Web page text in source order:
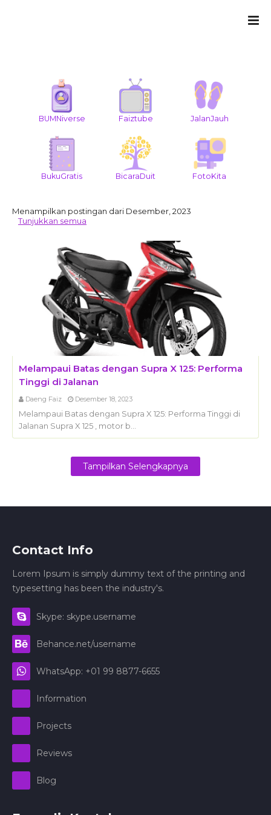
BUMNiverse Faiztube JalanJauh
BukuGratis BicaraDuit FotoKita
Menampilkan postingan dari Desember, 2023
Tunjukkan semua
Melampaui Batas dengan Supra X 125: Performa
Tinggi di Jalanan
Daeng Faiz Desember 18, 2023
Melampaui Batas dengan Supra X 125: Performa Tinggi di
Jalanan Supra X 125 , motor b…
Tampilkan Selengkapnya
Contact Info
Lorem Ipsum is simply dummy text of the printing and
typesetting has been the industry's.
Skype: skype.username
Behance.net/username
WhatsApp: +01 99 8877-6655
Information
Projects
Reviews
Blog